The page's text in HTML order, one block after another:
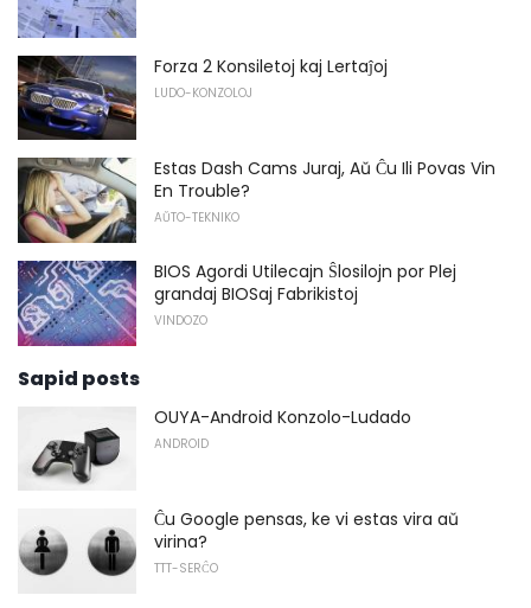
Forza 2 Konsiletoj kaj Lertaĵoj
LUDO-KONZOLOJ
Estas Dash Cams Juraj, Aŭ Ĉu Ili Povas Vin
En Trouble?
AŬTO-TEKNIKO
BIOS Agordi Utilecajn Ŝlosilojn por Plej
grandaj BIOSaj Fabrikistoj
VINDOZO
Sapid posts
OUYA-Android Konzolo-Ludado
ANDROID
Ĉu Google pensas, ke vi estas vira aŭ
virina?
TTT-SERĈO